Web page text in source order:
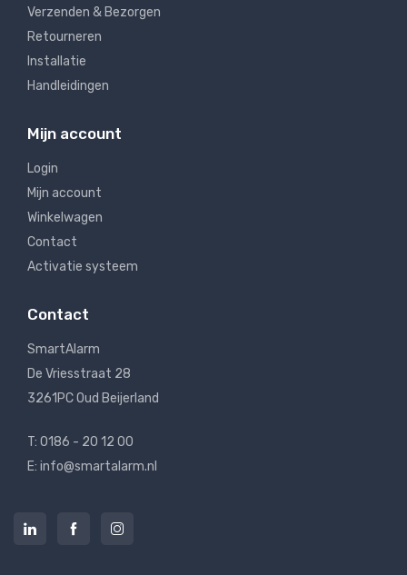
Verzenden & Bezorgen
Retourneren
Installatie
Handleidingen
Mijn account
Login
Mijn account
Winkelwagen
Contact
Activatie systeem
Contact
SmartAlarm
De Vriesstraat 28
3261PC Oud Beijerland
T: 0186 - 20 12 00
E: info@smartalarm.nl